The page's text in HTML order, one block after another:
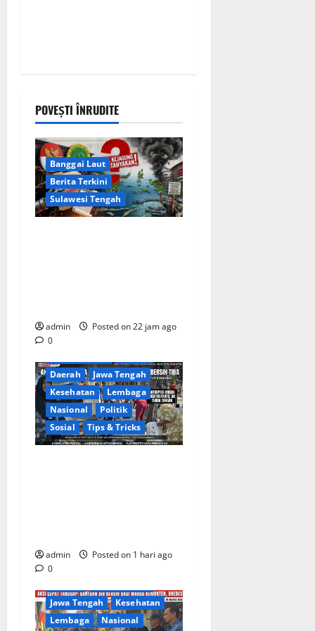
POVEȘTI ÎNRUDITE
Banggai Laut
Berita Terkini
Sulawesi Tengah
admin
Posted on 22 jam ago
0
Daerah
Jawa Tengah
Kesehatan
Lembaga
Nasional
Politik
Sosial
Tips & Tricks
admin
Posted on 1 hari ago
0Berita Terkini
Jawa Tengah
Kesehatan
Lembaga
Nasional